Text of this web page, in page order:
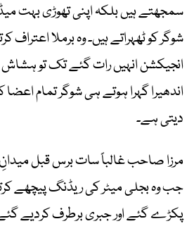
سمجھتے ہیں بلکہ اپنی تھوڑی بہت
شوگر کو ٹھہراتے ہیں۔ وہ برملا اعتراف
انجیکشن انہیں رات گئے تک تو
اندھیرا گہرا ہوتے ہی شوگر تمام
دیتی ہے۔
مرزا صاحب غالباً سات برس قبل
جب وہ بجلی میٹر کی ریڈنگ پیچھے
پکڑے گئے اور جبری برطرف کردیے